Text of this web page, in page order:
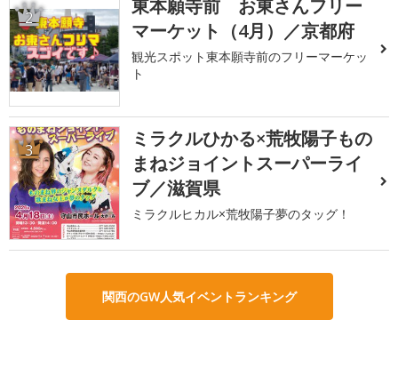
2
東本願寺前 お東さんフリー
マーケット（4月）／京都府
観光スポット東本願寺前のフリーマーケッ
ト
3
ミラクルひかる×荒牧陽子もの
まねジョイントスーパーライ
ブ／滋賀県
ミラクルヒカル×荒牧陽子夢のタッグ！
関西のGW人気イベントランキング